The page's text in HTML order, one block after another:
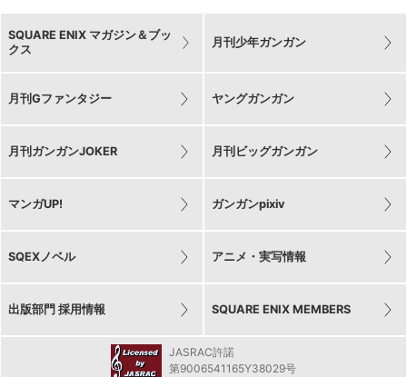
SQUARE ENIX マガジン＆ブッ
クス
月刊少年ガンガン
月刊Gファンタジー ヤングガンガン
月刊ガンガンJOKER 月刊ビッグガンガン
マンガUP! ガンガンpixiv
SQEXノベル アニメ・実写情報
出版部門 採用情報 SQUARE ENIX MEMBERS
JASRAC許諾
第9006541165Y38029号